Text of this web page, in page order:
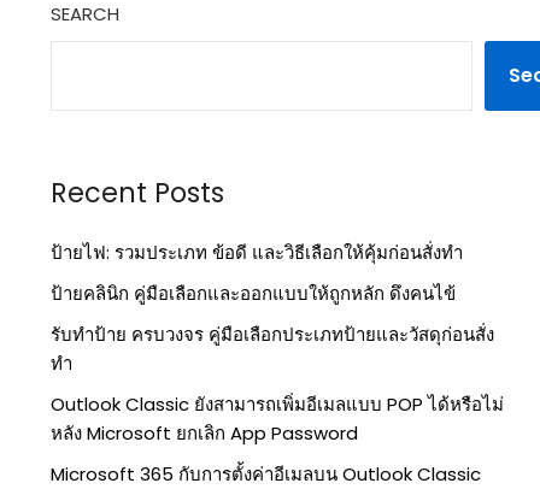
SEARCH
Recent Posts
ป้ายไฟ: รวมประเภท ข้อดี และวิธีเลือกให้คุ้มก่อนสั่งทำ
ป้ายคลินิก คู่มือเลือกและออกแบบให้ถูกหลัก ดึงคนไข้
รับทำป้าย ครบวงจร คู่มือเลือกประเภทป้ายและวัสดุก่อนสั่ง
ทำ
Outlook Classic ยังสามารถเพิ่มอีเมลแบบ POP ได้หรือไม่
หลัง Microsoft ยกเลิก App Password
Microsoft 365 กับการตั้งค่าอีเมลบน Outlook Classic